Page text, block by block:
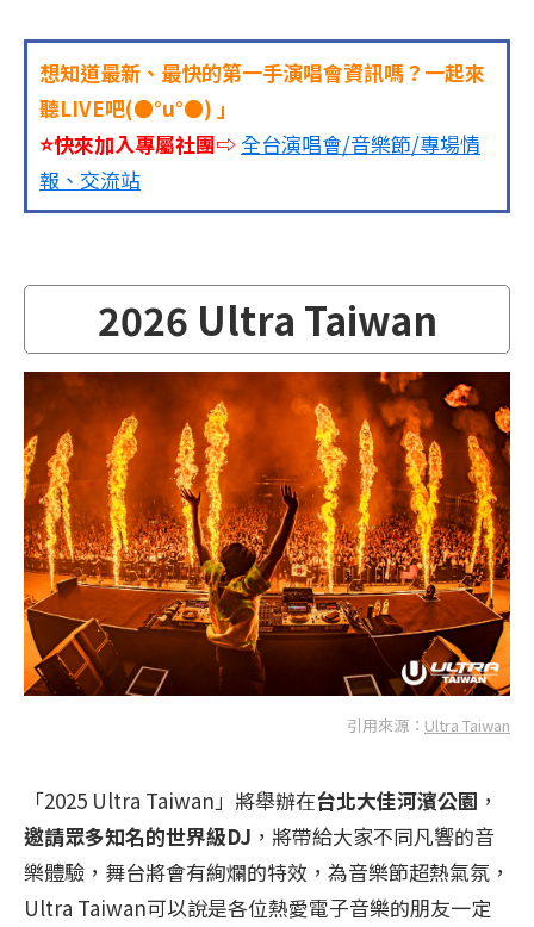
想知道最新、最快的第一手演唱會資訊嗎？一起來
聽LIVE吧(●°u°●)​ 」
⭐快來加入專屬社團⇨ 全台演唱會/音樂節/專場情
報、交流站
2026 Ultra Taiwan
引用來源： Ultra Taiwan
「2025 Ultra Taiwan」將舉辦在台北大佳河濱公園 ，
邀請眾多知名的世界級DJ ，將帶給大家不同凡響的音
樂體驗，舞台將會有絢爛的特效，為音樂節超熱氣氛，
Ultra Taiwan可以說是各位熱愛電子音樂的朋友一定